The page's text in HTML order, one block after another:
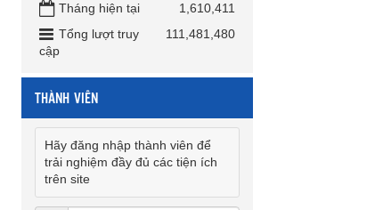
Tháng hiện tại
1,610,411
Tổng lượt truy
cập
111,481,480
THÀNH VIÊN
Hãy đăng nhập thành viên để
trải nghiệm đầy đủ các tiện ích
trên site